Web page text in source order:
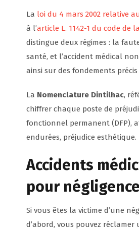
La loi du 4 mars 2002 relative
à l’article L. 1142-1 du code de
distingue deux régimes : la
santé, et l’accident médical
ainsi sur des fondements
La Nomenclature Dintilhac,
chiffrer chaque poste de
fonctionnel permanent (DFP),
endurées, préjudice
Accidents
pour
Si vous êtes la victime d’une
d’abord, vous pouvez